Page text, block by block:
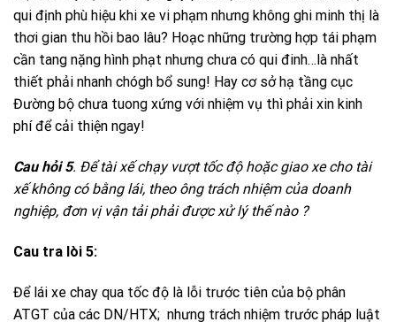
qui định phù hiệu khi xe vi phạm nhưng không ghi minh thị là
thơi gian thu hồi bao lâu? Hoạc những trường hợp tái phạm
cần tang nặng hình phạt nhưng chưa có qui đinh…là nhất
thiết phải nhanh chógh bổ sung! Hay cơ sở hạ tầng cục
Đường bộ chưa tuong xứng với nhiệm vụ thì phải xin kinh
phí để cải thiện ngay!
Cau hỏi 5. Để tài xế chạy vượt tốc độ hoặc giao xe cho tài
xế không có bằng lái, theo ông trách nhiệm của doanh
nghiệp, đơn vị vận tải phải được xử lý thế nào ?
Cau tra lòi 5:
Để lái xe chay qua tốc độ là lỗi trước tiên của bộ phân
ATGT của các DN/HTX; nhưng trách nhiệm trước pháp luật